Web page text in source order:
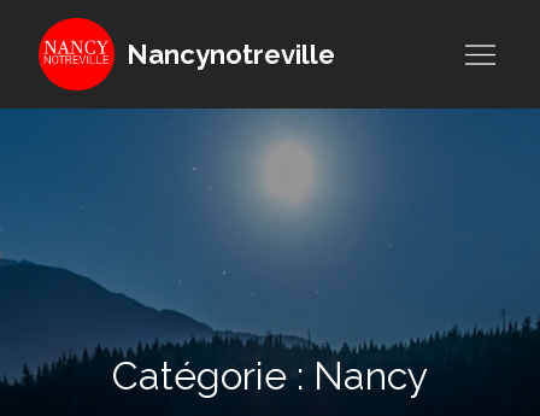
content
Nancynotreville
Catégorie : Nancy